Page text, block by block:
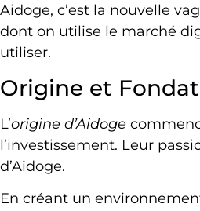
Aidoge, c’est la nouvelle
dont on utilise le marché
utiliser.
Origine et
L’origine d’Aidoge
l’investissement. Leur
d’Aidoge.
En créant un